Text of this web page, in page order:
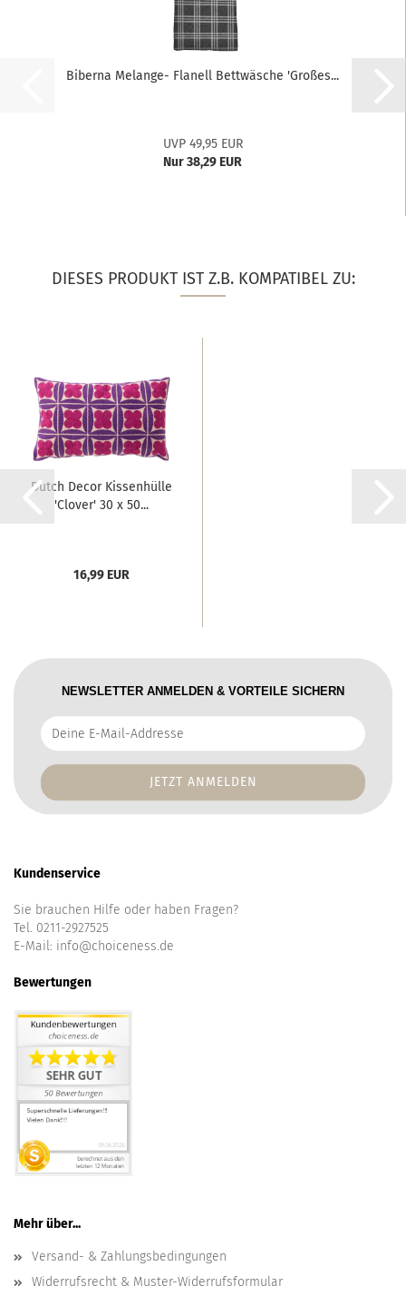
Biberna Melange- Flanell Bettwäsche 'Großes...
UVP 49,95 EUR
Nur 38,29 EUR
DIESES PRODUKT IST Z.B. KOMPATIBEL ZU:
Dutch Decor Kissenhülle
'Clover' 30 x 50...
16,99 EUR
NEWSLETTER ANMELDEN & VORTEILE SICHERN
Deine
E-
Addresse
Kundenservice
Sie brauchen Hilfe oder haben Fragen?
Tel. 0211-2927525
E-Mail: info@choiceness.de
Bewertungen
Mehr über...
Versand- & Zahlungsbedingungen
Widerrufsrecht & Muster-Widerrufsformular